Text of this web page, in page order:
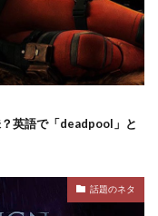
英語で「deadpool」と
話題のネタ